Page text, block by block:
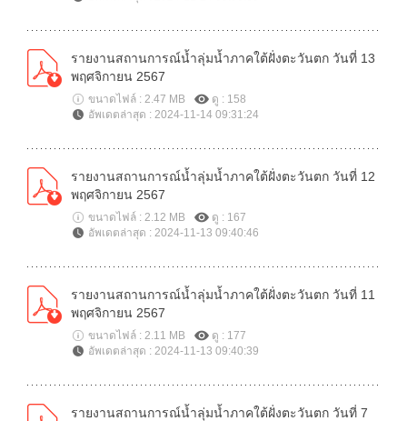
รายงานสถานการณ์น้ำลุ่มน้ำภาคใต้ฝั่งตะวันตก วันที่ 13
พฤศจิกายน 2567
ขนาดไฟล์ : 2.47 MB
ดู : 158
อัพเดตล่าสุด : 2024-11-14 09:31:24
รายงานสถานการณ์น้ำลุ่มน้ำภาคใต้ฝั่งตะวันตก วันที่ 12
พฤศจิกายน 2567
ขนาดไฟล์ : 2.12 MB
ดู : 167
อัพเดตล่าสุด : 2024-11-13 09:40:46
รายงานสถานการณ์น้ำลุ่มน้ำภาคใต้ฝั่งตะวันตก วันที่ 11
พฤศจิกายน 2567
ขนาดไฟล์ : 2.11 MB
ดู : 177
อัพเดตล่าสุด : 2024-11-13 09:40:39
รายงานสถานการณ์น้ำลุ่มน้ำภาคใต้ฝั่งตะวันตก วันที่ 7